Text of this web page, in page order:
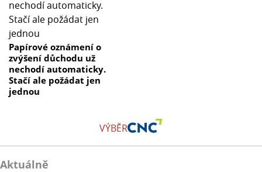
Papírové oznámení o
zvýšení důchodu už
nechodí automaticky.
Stačí ale požádat jen
jednou
VÝBĚR
Aktuálně